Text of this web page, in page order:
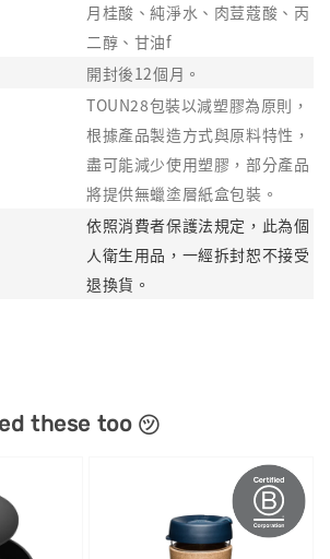
月桂酸、純淨水、肉荳蔻酸、丙
二醇、甘油f
開封後12個月。
TOUN28包裝以減塑膠為原則，
根據產品製造方式與原料特性，
盡可能減少使用塑膠，部分產品
將提供無蠟塗層紙盒包裝。
依照消費者保護法規定，此為個
人衛生用品，一經拆封恕不接受
退換貨。
these too ㋡